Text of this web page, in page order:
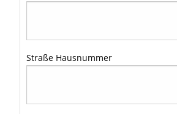
Straße Hausnummer